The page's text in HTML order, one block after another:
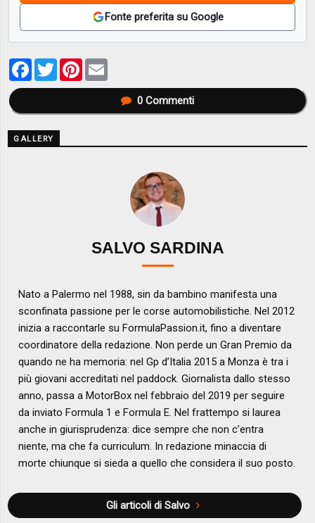
Fonte preferita su Google
Facebook
TwitterPinterest
0Commenti
GALLERY
SALVO SARDINA
Nato a Palermo nel 1988, sin da bambino manifesta una
sconfinata passione per le corse automobilistiche. Nel 2012
inizia a raccontarle su FormulaPassion.it, fino a diventare
coordinatore della redazione. Non perde un Gran Premio da
quando ne ha memoria: nel Gp d’Italia 2015 a Monza è tra i
più giovani accreditati nel paddock. Giornalista dallo stesso
anno, passa a MotorBox nel febbraio del 2019 per seguire
da inviato Formula 1 e Formula E. Nel frattempo si laurea
anche in giurisprudenza: dice sempre che non c’entra
niente, ma che fa curriculum. In redazione minaccia di
morte chiunque si sieda a quello che considera il suo posto.
Gli articoli di Salvo